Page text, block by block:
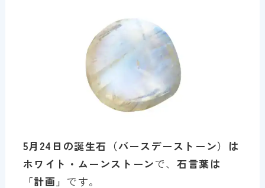
5月24日の誕生石（バースデーストーン）は
ホワイト・ムーンストーンで、石言葉は
「計画」 です。